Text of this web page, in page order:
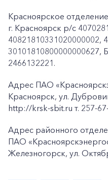
Красноярское
г. Красноярск p/c
40821810331020000002,
2466132221.
Адрес ПАО
Красноярск, ул.
http://krsk-sbit.ru т. 257-
Адрес районного
ПАО
Железногорск, ул.